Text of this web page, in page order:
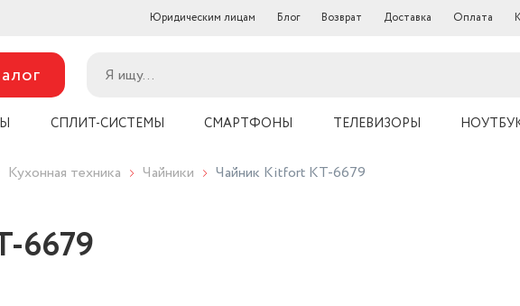
Юридическим лицам Блог Возврат Доставка Оплата
СПЛИТ-СИСТЕМЫ СМАРТФОНЫ ТЕЛЕВИЗОРЫ
Кухонная техника Чайники Чайник Kitfort КТ-6679
6679